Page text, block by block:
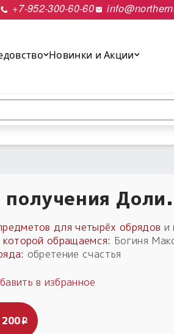
+7-952-300-60-60
Новинки и Акции
получения
для четырёх обрядов и
обращаемся: Богиня
обретение счастья
i